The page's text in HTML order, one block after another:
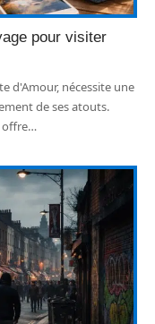
pour visiter
d'Amour, nécessite une
de ses atouts.
offre…